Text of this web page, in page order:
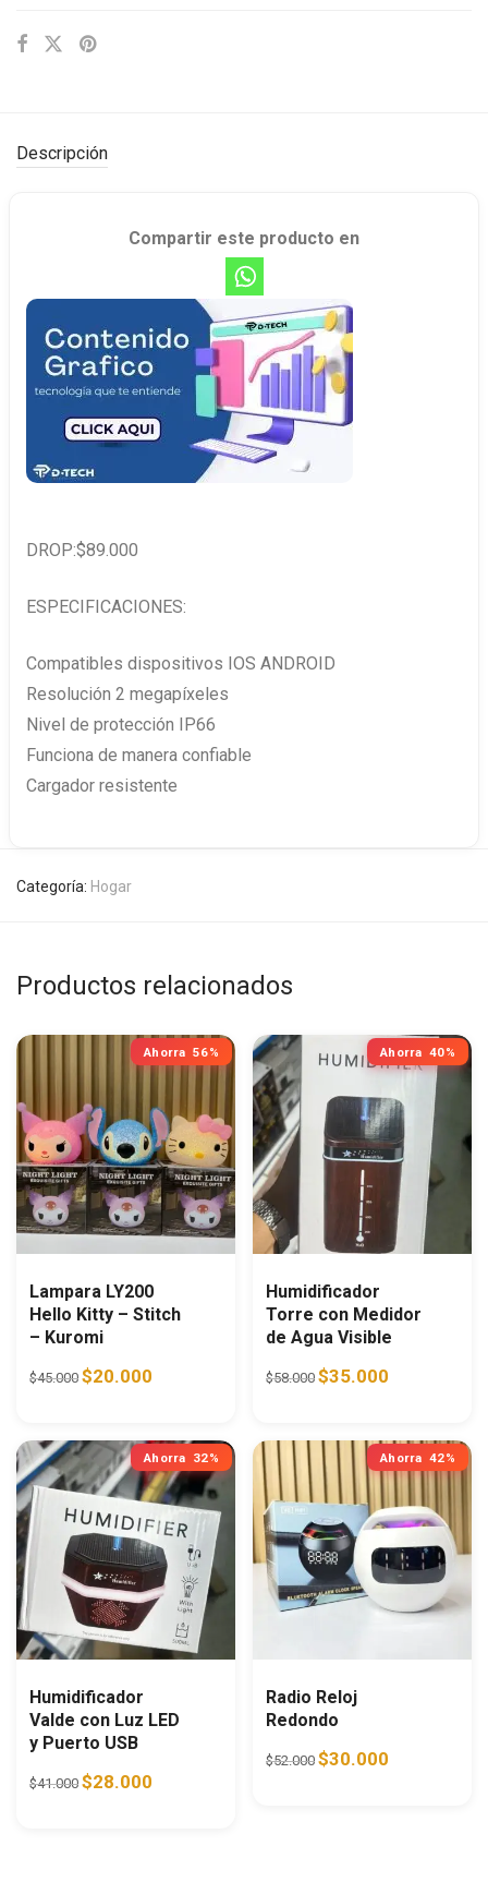
Descripción
Compartir este producto en
DROP:$89.000
ESPECIFICACIONES:
Compatibles dispositivos IOS ANDROID
Resolución 2 megapíxeles
Nivel de protección IP66
Funciona de manera confiable
Cargador resistente
Categoría: Hogar
Productos relacionados
Ahorra 56%
Lampara LY200
Hello Kitty – Stitch
– Kuromi
$45.000 Original price was: $45.000.
$20.000 Current price is: $20.000.
Ahorra 40%
Humidificador
Torre con Medidor
de Agua Visible
$58.000 Original price was:
$35.000
Ahorra 32%
Humidificador
Valde con Luz LED
y Puerto USB
$41.000 Original price was: $41.000.
$28.000
Ahorra 42%
Radio Reloj
Redondo
$52.000 Original price was:
$30.000